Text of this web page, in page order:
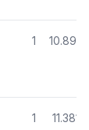
1 10.899
1 11.381